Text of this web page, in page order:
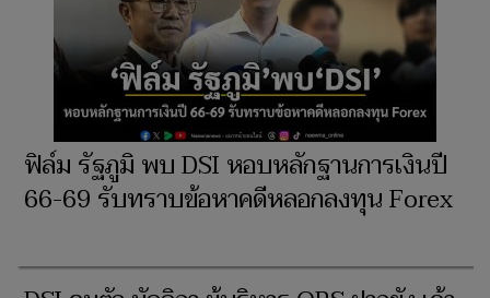
ฟิล์ม รัฐภูมิ พบ DSI หอบหลักฐานการเงินปี
66-69 รับทราบข้อหาคดีหลอกลงทุน Forex